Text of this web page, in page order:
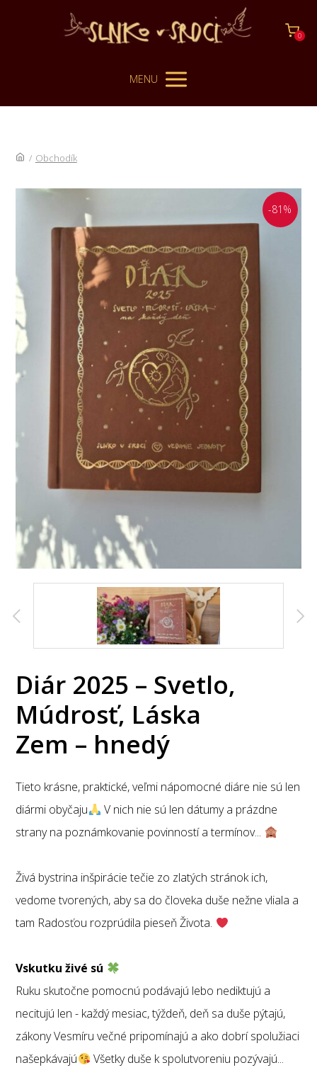
0
MENU
/ Obchodík
-81%
Diár 2025 – Svetlo,
Múdrosť, Láska
Zem – hnedý
Tieto krásne, praktické, veľmi nápomocné diáre nie sú len
diármi obyčaju
V nich nie sú len dátumy a prázdne
strany na poznámkovanie povinností a termínov...
Živá bystrina inšpirácie tečie zo zlatých stránok ich,
vedome tvorených, aby sa do človeka duše nežne vliala a
tam Radosťou rozprúdila pieseň Života.
Vskutku živé sú
Ruku skutočne pomocnú podávajú lebo nediktujú a
necitujú len - každý mesiac, týždeň, deň sa duše pýtajú,
zákony Vesmíru večné pripomínajú a ako dobrí spolužiaci
našepkávajú
Všetky duše k spolutvoreniu pozývajú...